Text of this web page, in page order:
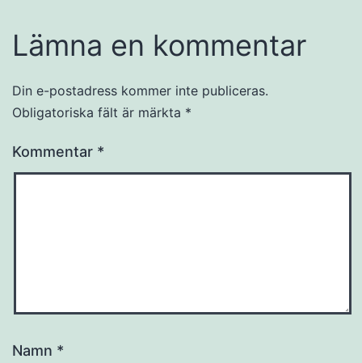
Lämna en kommentar
Din e-postadress kommer inte publiceras.
Obligatoriska fält är märkta *
Kommentar *
Namn *